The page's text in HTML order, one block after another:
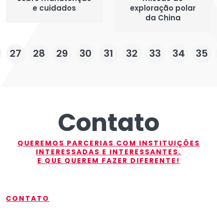
e cuidados
exploração polar
da China
27 28 29 30 31 32 33 34 35
Contato
QUEREMOS PARCERIAS COM INSTITUIÇÕES
INTERESSADAS E INTERESSANTES.
E QUE QUEREM FAZER DIFERENTE!
CONTATO